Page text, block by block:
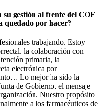
su gestión al frente del COF
quedado por hacer?
trabajando. Estoy
la colaboración con
primaria, la
electrónica por
Lo mejor ha sido la
de Gobierno, el mensaje
Nuestro propósito
a los farmacéuticos de